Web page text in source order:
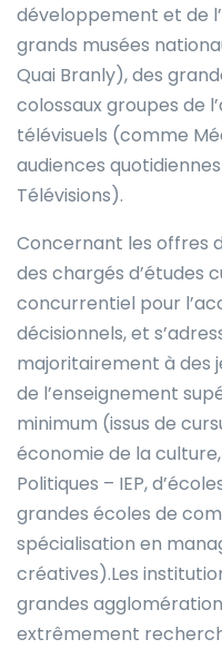
développement et de
grands musées
Quai Branly), des
colossaux groupes de
télévisuels (comme
audiences
Télévisions).
Concernant les offres
des chargés d’études
concurrentiel pour
décisionnels, et
majoritairement à des
de l’enseignement
minimum (issus de
économie de la
Politiques – IEP,
grandes écoles de
spécialisation en
créatives).Les
grandes
extrêmement